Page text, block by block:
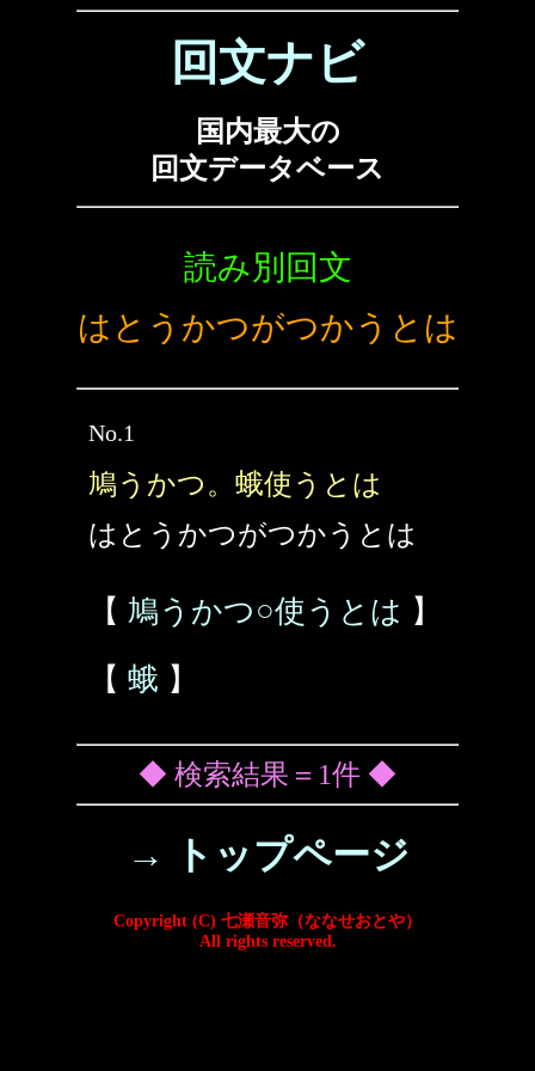
回文ナビ
国内最大の
回文データベース
読み別回文
はとうかつがつかうとは
No.1
鳩うかつ。蛾使うとは
はとうかつがつかうとは
【 鳩うかつ○使うとは 】
【 蛾 】
◆ 検索結果＝1件 ◆
→ トップページ
Copyright (C) 七瀬音弥（ななせおとや）
All rights reserved.